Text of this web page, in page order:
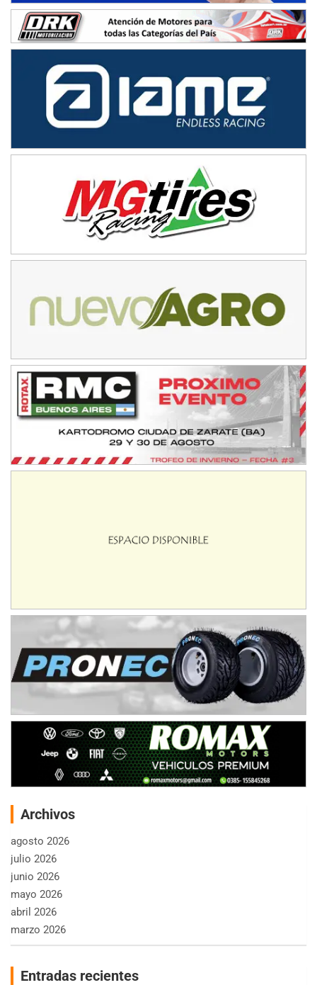
Archivos
agosto 2026
julio 2026
junio 2026
mayo 2026
abril 2026
marzo 2026
Entradas recientes